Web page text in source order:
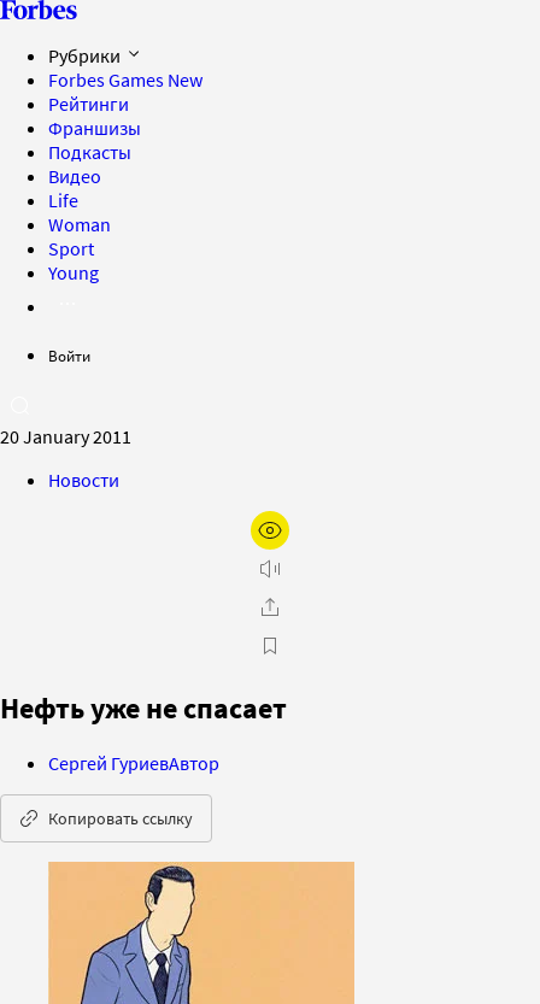
Рубрики
Forbes Games New
Рейтинги
Франшизы
Подкасты
Видео
Life
Woman
Sport
Young
Войти
20 January 2011
Новости
Нефть уже не спасает
Сергей ГуриевАвтор
Копировать ссылку